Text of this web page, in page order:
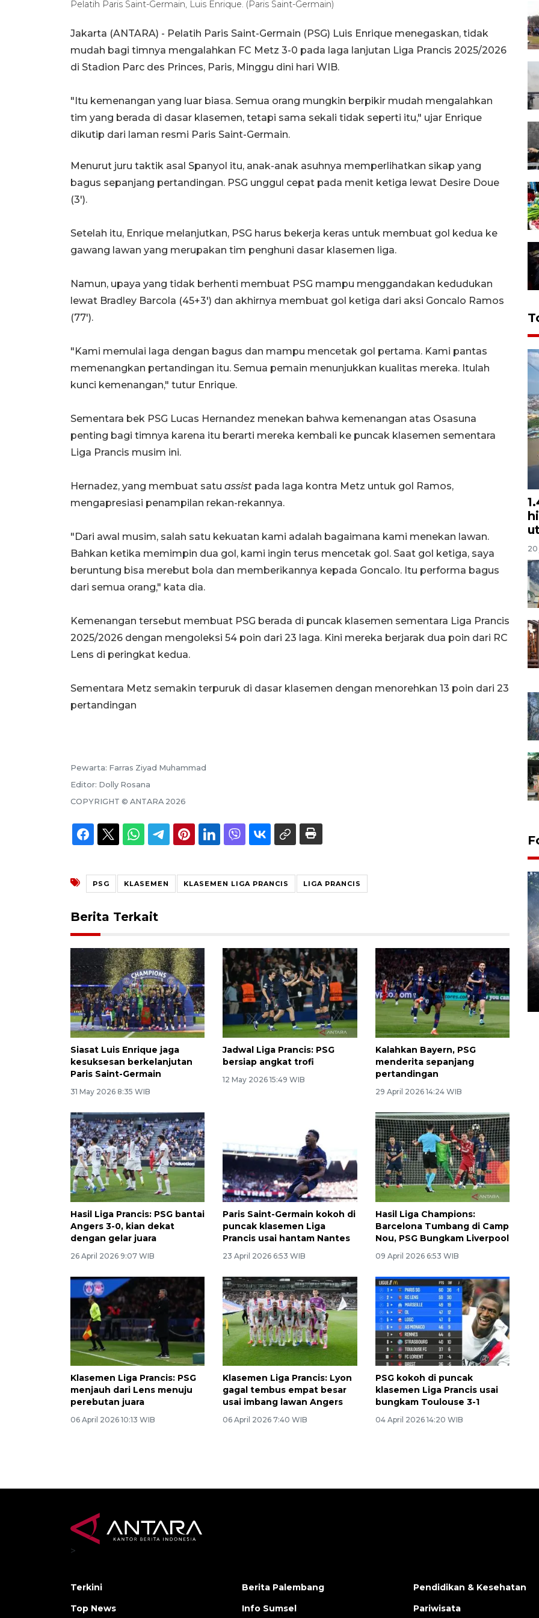
Pelatih Paris Saint-Germain, Luis Enrique. (Paris Saint-Germain)
Jakarta (ANTARA) - Pelatih Paris Saint-Germain (PSG) Luis Enrique menegaskan, tidak
mudah bagi timnya mengalahkan FC Metz 3-0 pada laga lanjutan Liga Prancis 2025/2026
di Stadion Parc des Princes, Paris, Minggu dini hari WIB.
"Itu kemenangan yang luar biasa. Semua orang mungkin berpikir mudah mengalahkan
tim yang berada di dasar klasemen, tetapi sama sekali tidak seperti itu," ujar Enrique
dikutip dari laman resmi Paris Saint-Germain.
Menurut juru taktik asal Spanyol itu, anak-anak asuhnya memperlihatkan sikap yang
bagus sepanjang pertandingan. PSG unggul cepat pada menit ketiga lewat Desire Doue
(3').
Setelah itu, Enrique melanjutkan, PSG harus bekerja keras untuk membuat gol kedua ke
gawang lawan yang merupakan tim penghuni dasar klasemen liga.
Namun, upaya yang tidak berhenti membuat PSG mampu menggandakan kedudukan
lewat Bradley Barcola (45+3') dan akhirnya membuat gol ketiga dari aksi Goncalo Ramos
(77').
"Kami memulai laga dengan bagus dan mampu mencetak gol pertama. Kami pantas
memenangkan pertandingan itu. Semua pemain menunjukkan kualitas mereka. Itulah
kunci kemenangan," tutur Enrique.
Sementara bek PSG Lucas Hernandez menekan bahwa kemenangan atas Osasuna
penting bagi timnya karena itu berarti mereka kembali ke puncak klasemen sementara
Liga Prancis musim ini.
Hernadez, yang membuat satu assist pada laga kontra Metz untuk gol Ramos,
mengapresiasi penampilan rekan-rekannya.
"Dari awal musim, salah satu kekuatan kami adalah bagaimana kami menekan lawan.
Bahkan ketika memimpin dua gol, kami ingin terus mencetak gol. Saat gol ketiga, saya
beruntung bisa merebut bola dan memberikannya kepada Goncalo. Itu performa bagus
dari semua orang," kata dia.
Kemenangan tersebut membuat PSG berada di puncak klasemen sementara Liga Prancis
2025/2026 dengan mengoleksi 54 poin dari 23 laga. Kini mereka berjarak dua poin dari RC
Lens di peringkat kedua.
Sementara Metz semakin terpuruk di dasar klasemen dengan menorehkan 13 poin dari 23
pertandingan
Pewarta: Farras Ziyad Muhammad
Editor: Dolly Rosana
COPYRIGHT © ANTARA 2026
PSG KLASEMEN KLASEMEN LIGA PRANCIS LIGA PRANCIS
Berita Terkait
Siasat Luis Enrique jaga
kesuksesan berkelanjutan
Paris Saint-Germain
31 May 2026 8:35 WIB
Jadwal Liga Prancis: PSG
bersiap angkat trofi
12 May 2026 15:49 WIB
Kalahkan Bayern, PSG
menderita sepanjang
pertandingan
29 April 2026 14:24 WIB
Hasil Liga Prancis: PSG bantai
Angers 3-0, kian dekat
dengan gelar juara
26 April 2026 9:07 WIB
Paris Saint-Germain kokoh di
puncak klasemen Liga
Prancis usai hantam Nantes
23 April 2026 6:53 WIB
Hasil Liga Champions:
Barcelona Tumbang di Camp
Nou, PSG Bungkam Liverpool
09 April 2026 6:53 WIB
Klasemen Liga Prancis: PSG
menjauh dari Lens menuju
perebutan juara
06 April 2026 10:13 WIB
Klasemen Liga Prancis: Lyon
gagal tembus empat besar
usai imbang lawan Angers
06 April 2026 7:40 WIB
PSG kokoh di puncak
klasemen Liga Prancis usai
bungkam Toulouse 3-1
04 April 2026 14:20 WIB
20
Alokasi anggaran untuk bibit
kopi arabika Gayo
15 June 2026 11:15 WIB
>
Terkini
Top News
Berita Palembang
Info Sumsel
Pendidikan & Kesehatan
Pariwisata